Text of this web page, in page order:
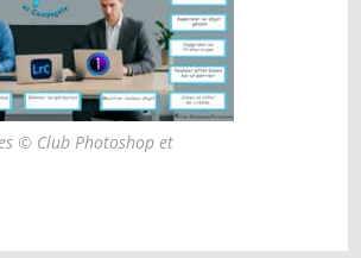
© Club Photoshop et